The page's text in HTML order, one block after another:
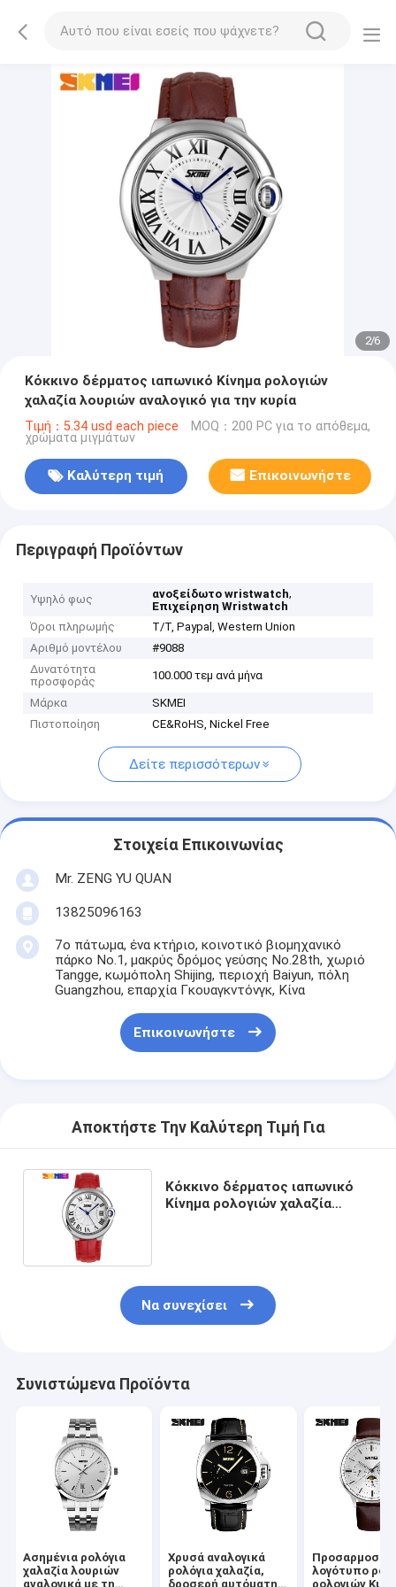
2/6
Κόκκινο δέρματος ιαπωνικό Κίνημα ρολογιών
χαλαζία λουριών αναλογικό για την κυρία
Τιμή：5.34 usd each piece MOQ：200 PC για το απόθεμα,
χρώματα μιγμάτων
Καλύτερη τιμή Επικοινωνήστε
Περιγραφή Προϊόντων
Υψηλό φως ανοξείδωτο wristwatch,
Επιχείρηση Wristwatch
Όροι πληρωμής
T/T, Paypal, Western Union
Αριθμό μοντέλου
#9088
Δυνατότητα
προσφοράς
100.000 τεμ ανά μήνα
Μάρκα
SKMEI
Πιστοποίηση
CE&RoHS, Nickel Free
Δείτε περισσότερων
Στοιχεία Επικοινωνίας
Mr. ZENG YU QUAN
13825096163
7ο πάτωμα, ένα κτήριο, κοινοτικό βιομηχανικό
πάρκο No.1, μακρύς δρόμος γεύσης No.28th, χωριό
Tangge, κωμόπολη Shijing, περιοχή Baiyun, πόλη
Guangzhou, επαρχία Γκουαγκντόνγκ, Κίνα
Επικοινωνήστε
Αποκτήστε Την Καλύτερη Τιμή Για
Κόκκινο δέρματος ιαπωνικό
Κίνημα ρολογιών χαλαζία
Να συνεχίσει
Συνιστώμενα Προϊόντα
Ασημένια ρολόγια
χαλαζία λουριών
αναλογικά με τη
Χρυσά αναλογικά
ρολόγια χαλαζία,
δροσερή αυτόματη
λογότυπο
ρολογιών